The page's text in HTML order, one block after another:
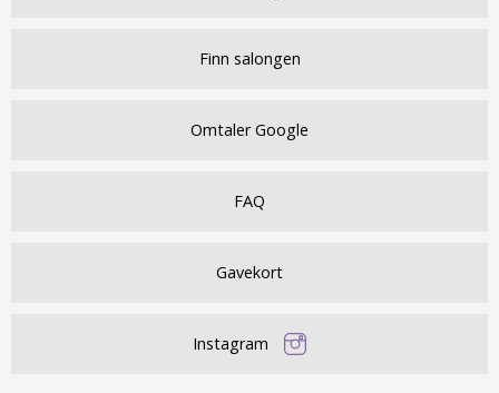
Finn salongen
Omtaler Google
FAQ
Gavekort
Instagram